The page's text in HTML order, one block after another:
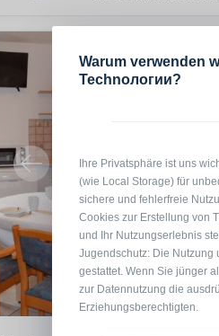
Warum verwenden
Technологии?
Ihre Privatsphäre ist uns
(wie Local Storage) für
sichere und fehlerfreie
Cookies zur Erstellung von
und Ihr Nutzungserlebnis
Jugendschutz: Die Nutzung
gestattet. Wenn Sie jünger
zur Datennutzung die
Erziehungsberechtigten.